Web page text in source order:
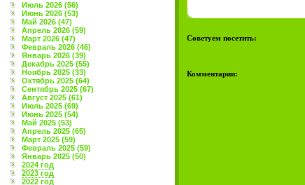
Июль 2026 (56)
Июнь 2026 (53)
Май 2026 (47)
Апрель 2026 (59)
Март 2026 (47)
Февраль 2026 (46)
Январь 2026 (39)
Декабрь 2025 (55)
Ноябрь 2025 (33)
Октябрь 2025 (64)
Сентябрь 2025 (67)
Август 2025 (61)
Июль 2025 (69)
Июнь 2025 (54)
Май 2025 (53)
Апрель 2025 (65)
Март 2025 (59)
Февраль 2025 (59)
Январь 2025 (50)
2024 год
2023 год
2022 год
Советуем посетить:
Комментарии: